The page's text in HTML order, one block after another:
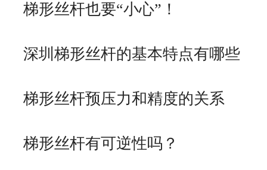
梯形丝杆也要“小心”！
深圳梯形丝杆的基本特点有哪些
梯形丝杆预压力和精度的关系
梯形丝杆有可逆性吗？